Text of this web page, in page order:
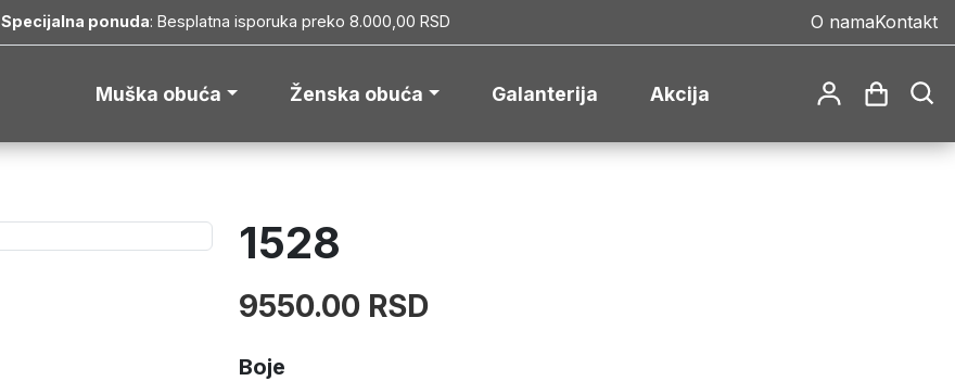
Specijalna ponuda: Besplatna isporuka preko 8.000,00 RSD O namaKontakt
Muška obuća Ženska obuća Galanterija Akcija
1528
9550.00 RSD
Boje